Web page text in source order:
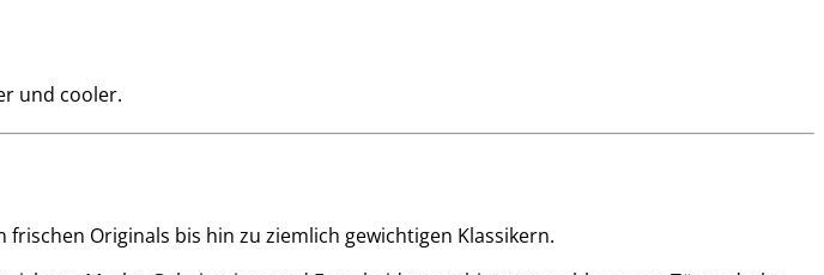
und cooler.
Originals bis hin zu ziemlich gewichtigen Klassikern.